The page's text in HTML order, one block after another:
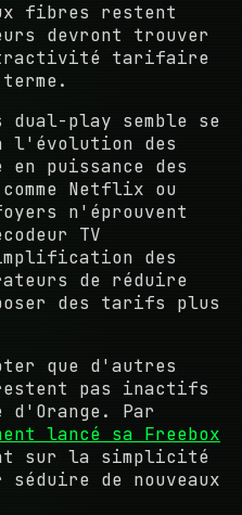
fibres restent
devront trouver
tarifaire
dual-play semble se
l'évolution des
en puissance des
Netflix ou
n'éprouvent
TV
des
de réduire
des tarifs plus
que d'autres
pas inactifs
Par
lancé sa Freebox
sur la simplicité
de nouveaux